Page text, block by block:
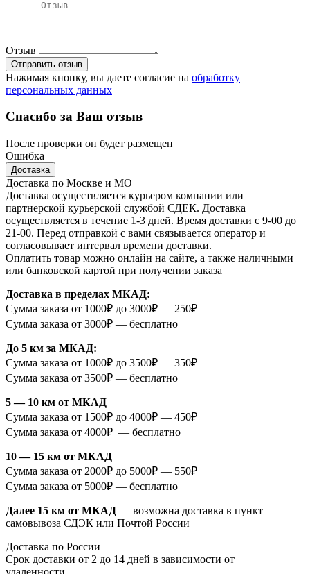
Отзыв
Отправить отзыв
Нажимая кнопку, вы даете согласие на обработку
персональных данных
Спасибо за Ваш отзыв
После проверки он будет размещен
Ошибка
Доставка
Доставка по Москве и МО
Доставка осуществляется курьером компании или
партнерской курьерской службой СДЕК. Доставка
осуществляется в течение 1-3 дней. Время доставки с 9-00 до
21-00. Перед отправкой с вами связывается оператор и
согласовывает интервал времени доставки.
Оплатить товар можно онлайн на сайте, а также наличными
или банковской картой при получении заказа
Доставка в пределах МКАД:
Сумма заказа от 1000₽ до 3000₽ — 250₽
Сумма заказа от 3000₽ — бесплатно
До 5 км за МКАД:
Сумма заказа от 1000₽ до 3500₽ — 350₽
Сумма заказа от 3500₽ — бесплатно
5 — 10 км от МКАД
Сумма заказа от 1500₽ до 4000₽ — 450₽
Сумма заказа от 4000₽ — бесплатно
10 — 15 км от МКАД
Сумма заказа от 2000₽ до 5000₽ — 550₽
Сумма заказа от 5000₽ — бесплатно
Далее 15 км от МКАД — возможна доставка в пункт
самовывоза СДЭК или Почтой России
Доставка по России
Срок доставки от 2 до 14 дней в зависимости от
удаленности.